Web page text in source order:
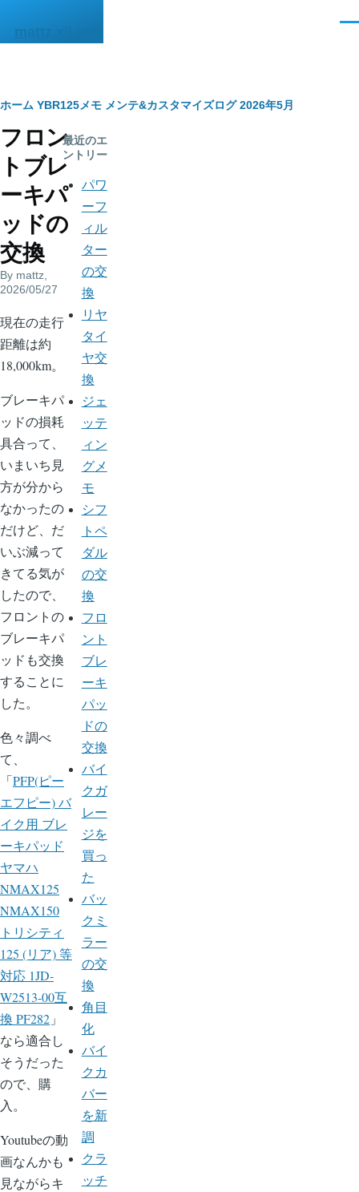
mattz.xii.jp
パ
ン
く
ず
ホーム YBR125メモ メンテ&カスタマイズログ 2026年5月
フロン
トブレ
ーキパ
ッドの
交換
By mattz
2026/05/27
body
現在の走行
距離は約
18,000km。
ブレーキパ
ッドの損耗
具合って、
いまいち見
方が分から
なかったの
だけど、だ
いぶ減って
きてる気が
したので、
フロントの
ブレーキパ
ッドも交換
することに
した。
色々調べ
て、
「PFP(ピー
エフピー) バ
イク用 ブレ
ーキパッド
ヤマハ
NMAX125
NMAX150
トリシティ
125 (リア) 等
対応 1JD-
W2513-00互
換 PF282 」
なら適合し
そうだった
ので、購
入。
Youtubeの動
画なんかも
見ながらキ
最近のエ
ントリー
パワ
ーフ
ィル
ター
の交
換
リヤ
タイ
ヤ交
換
ジェ
ッテ
ィン
グメ
モ
シフ
トペ
ダル
の交
換
フロ
ント
ブレ
ーキ
パッ
ドの
交換
バイ
クガ
レー
ジを
買っ
た
バッ
クミ
ラー
の交
換
角目
化
バイ
クカ
バー
を新
調
クラ
ッチ